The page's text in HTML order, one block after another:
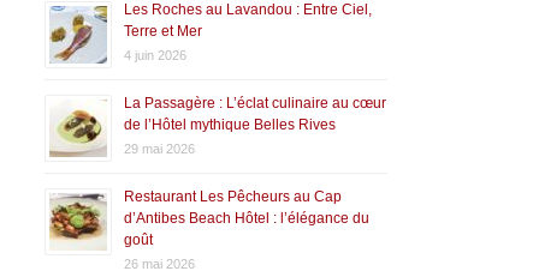
Les Roches au Lavandou : Entre Ciel,
Terre et Mer
4 juin 2026
La Passagère : L’éclat culinaire au cœur
de l’Hôtel mythique Belles Rives
29 mai 2026
Restaurant Les Pêcheurs au Cap
d’Antibes Beach Hôtel : l’élégance du
goût
26 mai 2026